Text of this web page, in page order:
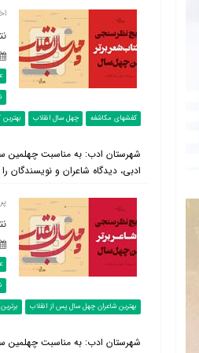
کفشهای مکاشفه
چهل سال انقلاب
شهرستان ادب: به مناسبت چهلمین
ادبی، دیدگاه شاعران و
بهترین شاعران چهل سال پس از انقلاب
شهرستان ادب: به مناسبت چهلمین